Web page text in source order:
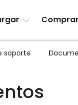
Comprar
soporte